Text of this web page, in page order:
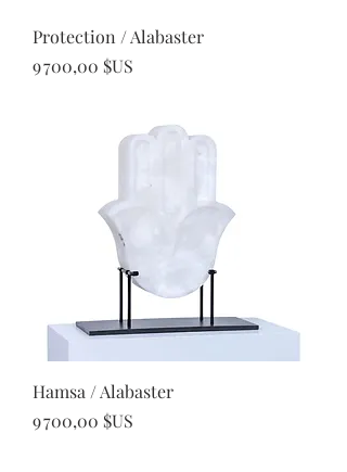
Protection / Alabaster
Prix
9 700,00 $US
Hamsa / Alabaster
Prix
9 700,00 $US